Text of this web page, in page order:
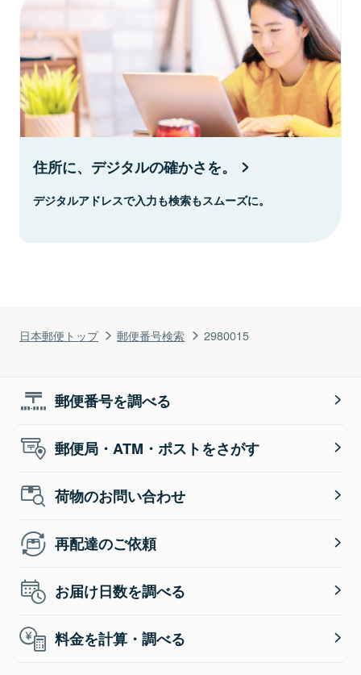
日本郵便トップ 郵便番号検索 2980015
住所に、デジタルの確かさを。
デジタルアドレスで入力も検索もスムーズに。
郵便番号を調べる
郵便局・ATM・ポストをさがす
荷物のお問い合わせ
再配達のご依頼
お届け日数を調べる
料金を計算・調べる